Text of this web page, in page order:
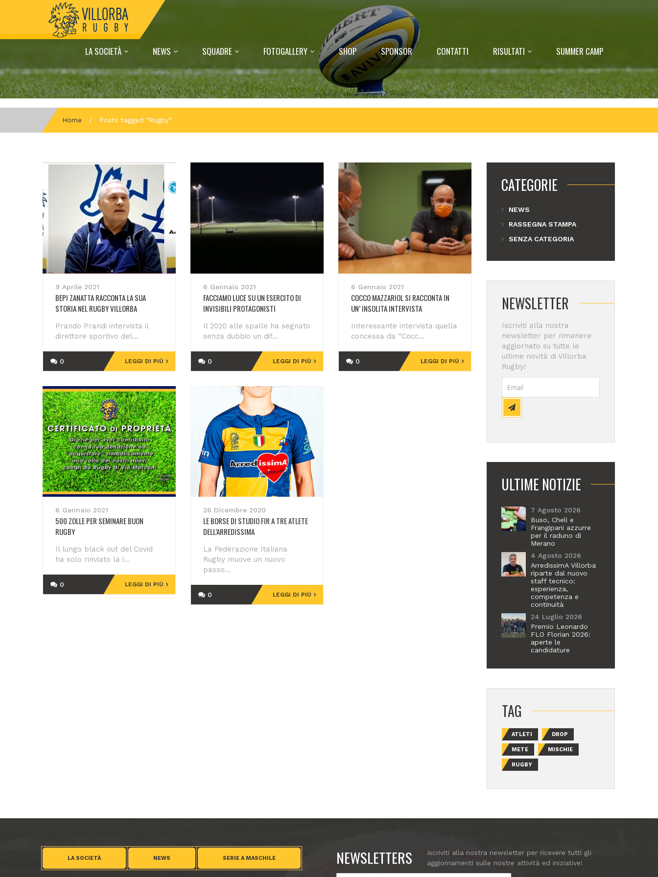
LA SOCIETÀ NEWS SQUADRE FOTOGALLERY SHOP SPONSOR CONTATTI RISULTATI SUMMER CAMP
Home / Posts tagged “Rugby”
9 Aprile 2021
BEPI ZANATTA RACCONTA LA SUA
STORIA NEL RUGBY VILLORBA
Prando Prandi intervista il
direttore sportivo del...
0 LEGGI DI PIÙ
6 Gennaio 2021
FACCIAMO LUCE SU UN ESERCITO DI
INVISIBILI PROTAGONISTI
Il 2020 alle spalle ha segnato
senza dubbio un dif...
0 LEGGI DI PIÙ
6 Gennaio 2021
COCCO MAZZARIOL SI RACCONTA IN
UN’ INSOLITA INTERVISTA
Interessante intervista quella
concessa da “Cocc...
0 LEGGI DI PIÙ
6 Gennaio 2021
500 ZOLLE PER SEMINARE BUON
RUGBY
Il lungo black out del Covid
ha solo rinviato la i...
0 LEGGI DI PIÙ
26 Dicembre 2020
LE BORSE DI STUDIO FIR A TRE ATLETE
DELL’ARREDISSIMA
La Federazione Italiana
Rugby muove un nuovo
passo...
0 LEGGI DI PIÙ
CATEGORIE
NEWS
RASSEGNA STAMPA
SENZA CATEGORIA
NEWSLETTER
Iscriviti alla nostra
newsletter per rimanere
aggiornato su tutte le
ultime novità di Villorba
Rugby!
ULTIME NOTIZIE
7 Agosto 2026
Buso, Cheli e
Frangipani azzurre
per il raduno di
Merano
4 Agosto 2026
ArredissimA Villorba
riparte dal nuovo
staff tecnico:
esperienza,
competenza e
continuità
24 Luglio 2026
Premio Leonardo
FLO Florian 2026:
aperte le
candidature
TAG
ATLETI DROP
METE MISCHIE
RUGBY
LA SOCIETÀ NEWS SERIE A MASCHILE NEWSLETTERS
Iscriviti alla nostra newsletter per ricevere tutti gli
aggiornamenti sulle nostre attività ed iniziative!